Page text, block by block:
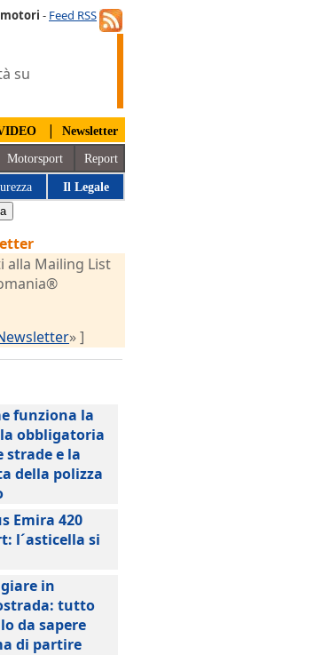
- Feed RSS
su
| Newsletter
Motorsport Report
Il Legale
alla Mailing List
» ]
funziona la
obbligatoria
strade e la
della polizza
Emira 420
l´asticella si
in
tutto
da sapere
di partire